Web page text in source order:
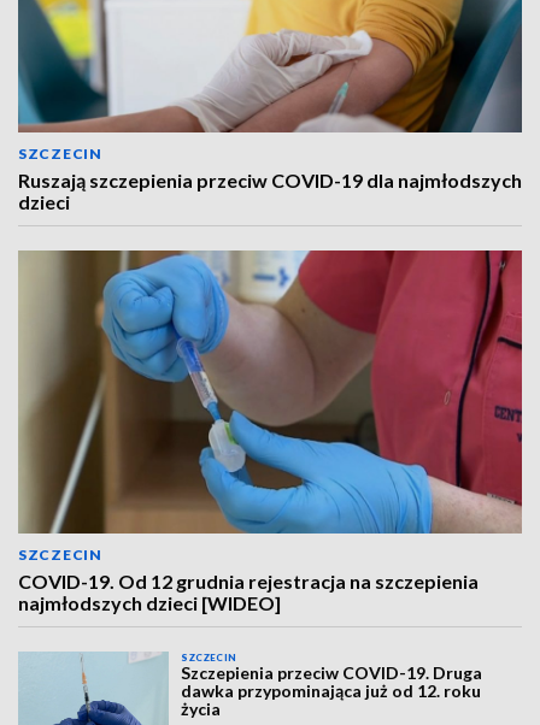
SZCZECIN
Ruszają szczepienia przeciw COVID-19 dla najmłodszych
dzieci
SZCZECIN
COVID-19. Od 12 grudnia rejestracja na szczepienia
najmłodszych dzieci [WIDEO]
SZCZECIN
Szczepienia przeciw COVID-19. Druga
dawka przypominająca już od 12. roku
życia